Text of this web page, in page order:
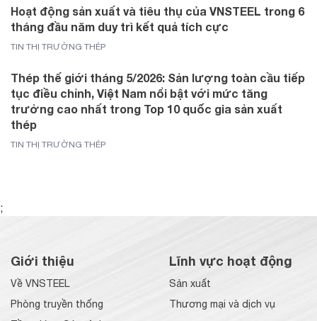
Hoạt động sản xuất và tiêu thụ của VNSTEEL trong 6
tháng đầu năm duy trì kết quả tích cực
TIN THỊ TRƯỜNG THÉP
Thép thế giới tháng 5/2026: Sản lượng toàn cầu tiếp
tục điều chỉnh, Việt Nam nổi bật với mức tăng
trưởng cao nhất trong Top 10 quốc gia sản xuất
thép
TIN THỊ TRƯỜNG THÉP
;
Giới thiệu
Về VNSTEEL
Phòng truyền thống
Lĩnh vực hoạt động
Sản xuất
Thương mại và dịch vụ